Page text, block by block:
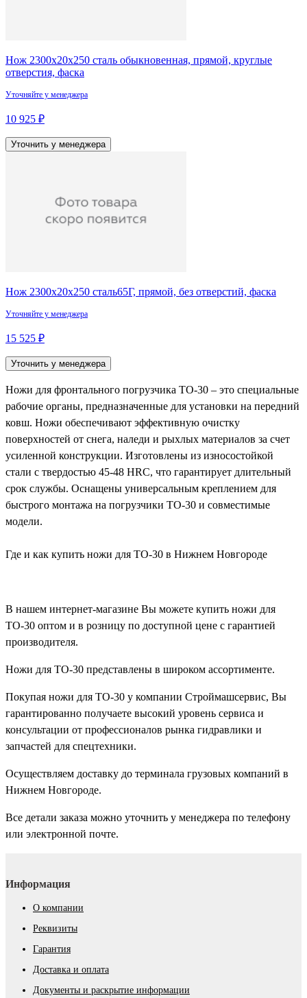
Нож 2300х20х250 сталь обыкновенная, прямой, круглые
отверстия, фаска
Уточняйте у менеджера
10 925 ₽
Уточнить у менеджера
Нож 2300х20х250 сталь65Г, прямой, без отверстий, фаска
Уточняйте у менеджера
15 525 ₽
Уточнить у менеджера
Ножи для фронтального погрузчика ТО-30 – это специальные
рабочие органы, предназначенные для установки на передний
ковш. Ножи обеспечивают эффективную очистку
поверхностей от снега, наледи и рыхлых материалов за счет
усиленной конструкции. Изготовлены из износостойкой
стали с твердостью 45-48 HRC, что гарантирует длительный
срок службы. Оснащены универсальным креплением для
быстрого монтажа на погрузчики ТО-30 и совместимые
модели.
Где и как купить ножи для ТО-30 в Нижнем Новгороде
В нашем интернет-магазине Вы можете купить ножи для
ТО-30 оптом и в розницу по доступной цене с гарантией
производителя.
Ножи для ТО-30 представлены в широком ассортименте.
Покупая ножи для ТО-30 у компании Строймашсервис, Вы
гарантированно получаете высокий уровень сервиса и
консультации от профессионалов рынка гидравлики и
запчастей для спецтехники.
Осуществляем доставку до терминала грузовых компаний в
Нижнем Новгороде.
Все детали заказа можно уточнить у менеджера по телефону
или электронной почте.
Информация
О компании
Реквизиты
Гарантия
Доставка и оплата
Документы и раскрытие информации